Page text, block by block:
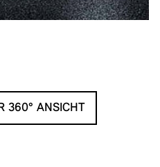
360° ANSICHT